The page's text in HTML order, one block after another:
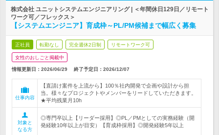
株式会社 ユニットシステムエンジニアリング | ＜年間休日129日／リモート
ワーク可／フレックス＞
【システムエンジニア】育成枠～PL/PM候補まで幅広く募集
正社員 転勤なし 完全週休2日制 リモートワーク可
女性のおしごと掲載中
情報更新日：2026/06/29 終了予定日： 2026/12/07
仕事内容
【直請け案件を上流から】100％社内開発で企画や設計から担
当。様々なプロジェクトやメンバーをリードしていただきます。
★平均残業月10h
対象と
なる方
◎専門卒以上【リーダー採用】◎PL／PMとしての実務経験（開
発経験10年以上が目安）【育成枠採用】◎開発経験5年以上